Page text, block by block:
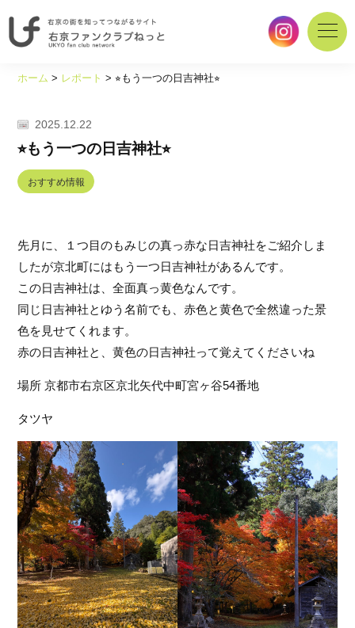
を
て
る
サ
イ
｜
右
京
ァ
ク
ラ
ブ
ね
っ
と
ホーム > レポート >⭐︎もう一つの日吉神社⭐︎
2025.12.22
⭐︎もう一つの日吉神社⭐︎
おすすめ情報
先月に、１つ目のもみじの真っ赤な日吉神社をご紹介しま
したが京北町にはもう一つ日吉神社があるんです。
この日吉神社は、全面真っ黄色なんです。
同じ日吉神社とゆう名前でも、赤色と黄色で全然違った景
色を見せてくれます。
赤の日吉神社と、黄色の日吉神社って覚えてくださいね
場所 京都市右京区京北矢代中町宮ヶ谷54番地
タツヤ